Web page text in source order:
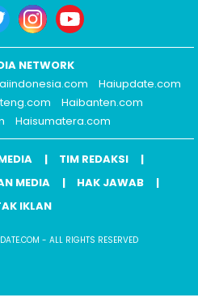
NETWORK
Haiupdate.com
Haibanten.com
Haisumatera.com
TIM REDAKSI
MEDIA
HAK JAWAB
IKLAN
- ALL RIGHTS RESERVED